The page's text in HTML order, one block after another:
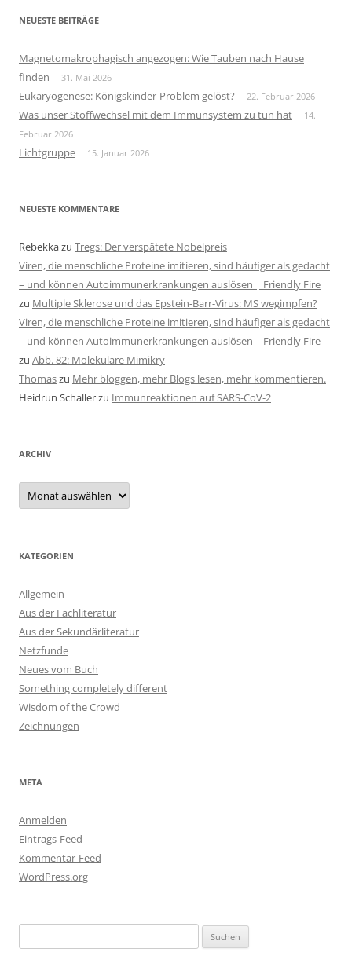
NEUESTE BEITRÄGE
Magnetomakrophagisch angezogen: Wie Tauben nach Hause
finden
31. Mai 2026
Eukaryogenese: Königskinder-Problem gelöst? 22. Februar 2026
Was unser Stoffwechsel mit dem Immunsystem zu tun hat
14.
Februar 2026
Lichtgruppe 15. Januar 2026
NEUESTE KOMMENTARE
Rebekkazu Tregs: Der verspätete Nobelpreis
Viren, die menschliche Proteine imitieren, sind häufiger als gedacht
– und können Autoimmunerkrankungen auslösen | Friendly Fire
zu Multiple Sklerose und das Epstein-Barr-Virus: MS wegimpfen?
Viren, die menschliche Proteine imitieren, sind häufiger als gedacht
– und können Autoimmunerkrankungen auslösen | Friendly Fire
zu Abb. 82: Molekulare Mimikry
Thomaszu Mehr bloggen, mehr Blogs lesen, mehr kommentieren.
Heidrun Schallerzu Immunreaktionen auf SARS-CoV-2
ARCHIV
Archiv
KATEGORIEN
Allgemein
Aus der Fachliteratur
Aus der Sekundärliteratur
Netzfunde
Neues vom Buch
Something completely different
Wisdom of the Crowd
Zeichnungen
META
Anmelden
Eintrags-Feed
Kommentar-Feed
WordPress.org
nach: